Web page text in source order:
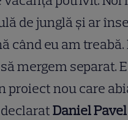
de junglă și ar
când eu am
mergem separat.
proiect nou care
Daniel Pavel